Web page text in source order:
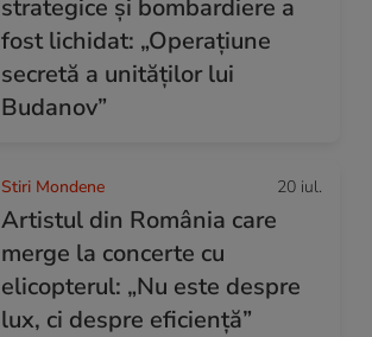
strategice și bombardiere a
fost lichidat: „Operațiune
secretă a unităților lui
Budanov”
Stiri Mondene 20 iul.
Artistul din România care
merge la concerte cu
elicopterul: „Nu este despre
lux, ci despre eficiență”